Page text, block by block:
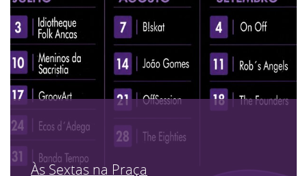
Às Sextas na Praça